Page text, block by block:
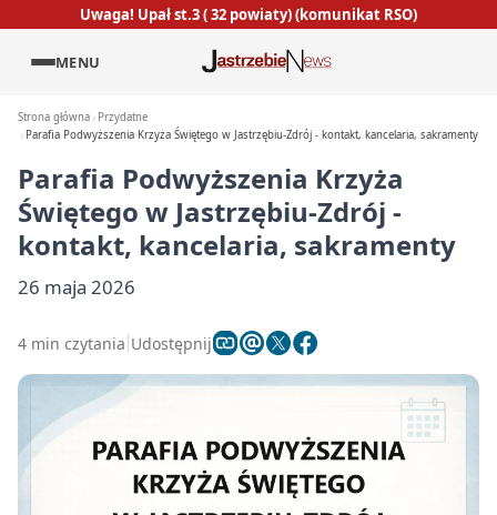
Uwaga! Upał st.3 ( 32 powiaty) (komunikat RSO)
MENU
Strona główna
Przydatne
Parafia Podwyższenia Krzyża Świętego w Jastrzębiu-Zdrój - kontakt, kancelaria, sakramenty
Parafia Podwyższenia Krzyża
Świętego w Jastrzębiu-Zdrój -
kontakt, kancelaria, sakramenty
26 maja 2026
4 min czytania Udostępnij